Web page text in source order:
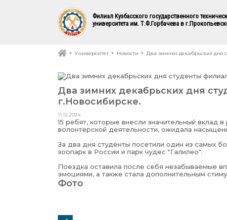
Филиал Кузбасского государственного
университета им. Т.Ф.Горбачева в
Университет Новости Два зимних декабрьских дня
Два зимних декабрьских дня
г.Новосибирске.
11.12.2024
15 ребят, которые внесли значительный вклад
волонтерской деятельности, ожидала
За два дня студенты посетили один из самых
зоопарк в России и парк чудес "Галилео".
Поездка оставила после себя незабываемые
эмоциями, а также стала дополнительным
Фото